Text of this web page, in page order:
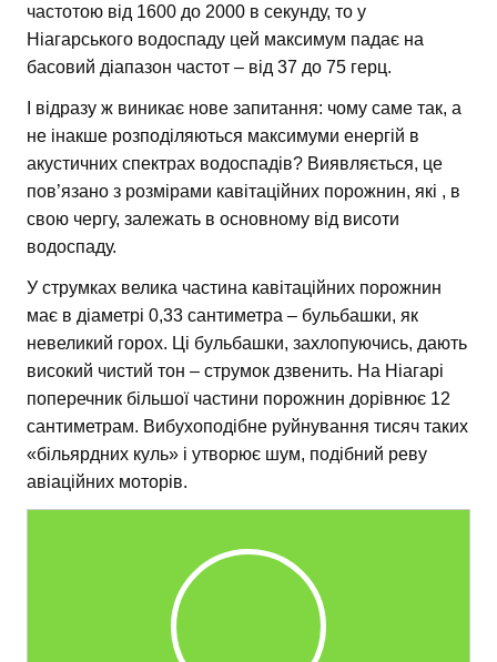
частотою від 1600 до 2000 в секунду, то у
Ніагарського водоспаду цей максимум падає на
басовий діапазон частот – від 37 до 75 герц.
І відразу ж виникає нове запитання: чому саме так, а
не інакше розподіляються максимуми енергій в
акустичних спектрах водоспадів? Виявляється, це
пов’язано з розмірами кавітаційних порожнин, які , в
свою чергу, залежать в основному від висоти
водоспаду.
У струмках велика частина кавітаційних порожнин
має в діаметрі 0,33 сантиметра – бульбашки, як
невеликий горох. Ці бульбашки, захлопуючись, дають
високий чистий тон – струмок дзвенить. На Ніагарі
поперечник більшої частини порожнин дорівнює 12
сантиметрам. Вибухоподібне руйнування тисяч таких
«більярдних куль» і утворює шум, подібний реву
авіаційних моторів.